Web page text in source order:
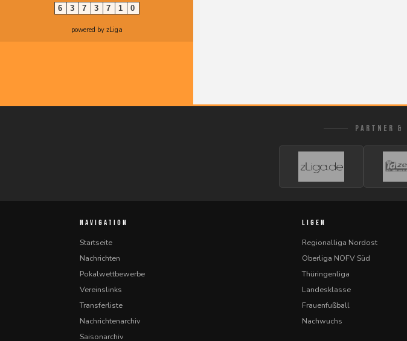
6 3 7 3 7 1 0
powered by zLiga
PARTNER &
NAVIGATION
Startseite
Nachrichten
Pokalwettbewerbe
Vereinslinks
Transferliste
Nachrichtenarchiv
Saisonarchiv
LIGEN
Regionalliga Nordost
Oberliga NOFV Süd
Thüringenliga
Landesklasse
Frauenfußball
Nachwuchs